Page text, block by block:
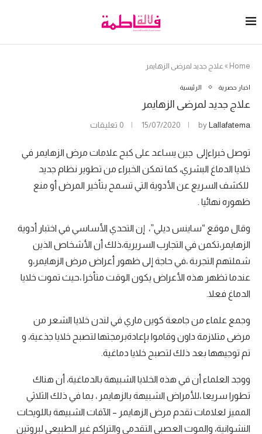
Home
» علاج جديد لمرضى الزهايمر
اخبار حصرية الرئيسية
علاج جديد لمرضى الزهايمر
byLallafatema
15/07/2020 0 تعليقات
توصل خبراءإلى جين يساعد على كبح علامات مرض الزهايمر في
خلايا الدماغ البشري، كما تمكن الخبراء من تطوير نظام جديد
للكشف السريع عن الأدوية التي تسمح بتأخير المرض أو منع
ظهوره نهائيا .
وقال موقع “ساينس ديلي”، إن التحدي الأساسي في اختبار أدوية
الزهايمر،تكمن في التجارب السريرية،ذلك أن الأشخاص الذين
شملتهم التجربة ،في حاجة إلى ظهور أعراض مرض الزهايمر،و
عندما تظهر هذه الأعراض يكون الوقت متأخرا ،حيث تموت خلايا
الدماغ فعلا.
وجمع علماء من جامعة كوين ماري في لندن خلايا الشعر من
مرضى متلازمة داون وقاموا بإعادةبرمجتها لتصبح خلايا جذعية، و
تم توجيهها بعد ذلك لتصبح خلايا دماغية.
ووجد العلماء أن في هذه الخلايا الشبيهة بالدماغية، أن هناك
تطورا سريعا ،للأمراض الشبيهة بالزهايمر ، بما في ذلك الثلاثي
المميز لعلامات تقدم مرض الزهايمر – الآفات الشبيهة باللويحات
النشوانية، والموت العصبي التقدمي والتراكم غير الطبيعي لبروتين